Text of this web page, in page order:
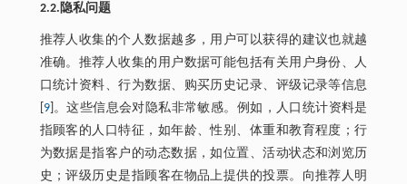
2.2.隐私问题
推荐人收集的个人数据越多，用户可以获得的建议也就越
准确。推荐人收集的用户数据可能包括有关用户身份、人
口统计资料、行为数据、购买历史记录、评级记录等信息
9]。这些信息会对隐私非常敏感。例如，人口统计资料是
指顾客的人口特征，如年龄、性别、体重和教育程度；行
为数据是指客户的动态数据，如位置、活动状态和浏览历
史；评级历史是指顾客在物品上提供的投票。向推荐人明